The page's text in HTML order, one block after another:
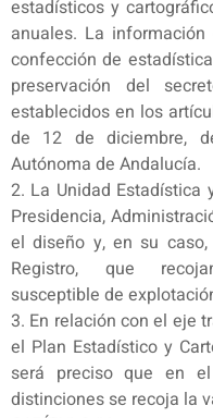
estadísticos y
anuales. La
confección de
preservación del
establecidos en los
de 12 de diciembre,
Autónoma de Andalucía.
2. La Unidad Estadística
Presidencia,
el diseño y, en su
Registro, que
susceptible de
3. En relación con el eje
el Plan Estadístico y
será preciso que en
distinciones se recoja la